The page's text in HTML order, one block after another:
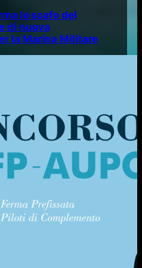
lo scafo del
di nuova
la Marina Militare